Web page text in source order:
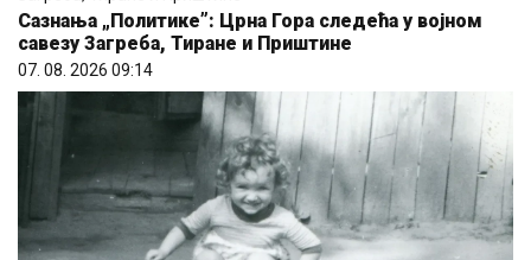
Сазнања „Политике”: Црна Гора следећа у војном
савезу Загреба, Тиране и Приштине
07. 08. 2026 09:14